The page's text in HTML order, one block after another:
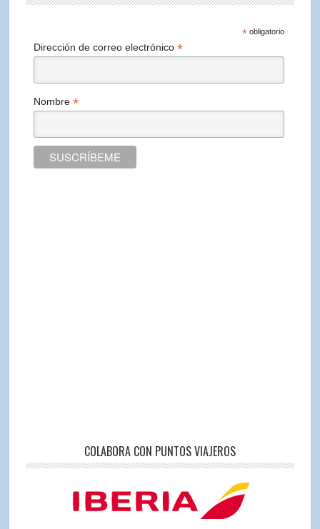
*obligatorio
Dirección de correo electrónico*
Nombre*
COLABORA CON PUNTOS VIAJEROS